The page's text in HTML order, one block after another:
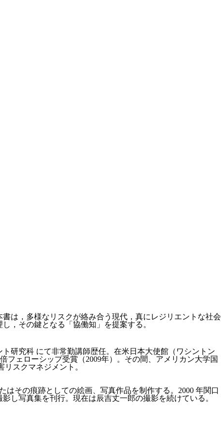
は，多様なリスクが絡み合う現代，真にレジリエントな社会
，その鍵となる「協働知」を提案する。
研究科 にて非常勤講師歴任。在米日本大使館（ワシントン
フェローシップ受賞（2009年）。その間、アメリカン大学国
スクマネジメント。
その痕跡としての絵画、写真作品を制作する。2000 年関口
し写真集を刊行。現在は辰吉丈一郎の撮影を続けている。